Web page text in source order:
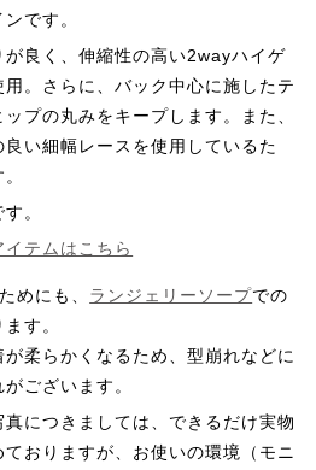
です。
良く、伸縮性の高い2wayハイゲ
。さらに、バック中心に施したテ
プの丸みをキープします。また、
い細幅レースを使用しているた
。
テムはこちら
めにも、 ランジェリーソープでの
す。
柔らかくなるため、型崩れなどに
ございます。
につきましては、できるだけ実物
おりますが、お使いの環境（モニ